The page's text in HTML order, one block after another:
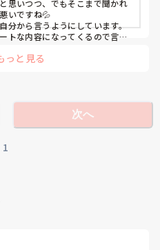
氏はいるのか」「同棲してる
。既婚者には「妊娠・出産の
えているのか」など私以外も
も踏まえて退職しようと決め
思いつつ、でもそこまで聞かれ
いですね💦
分から言うようにしています。
トな内容になってくるので言え
りますが、人の人生プランに口
っと見る
1
次へ